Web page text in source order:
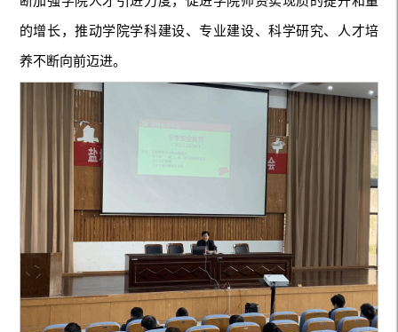
的增长，推动学院学科建设、专业建设、科学研究、人才培
养不断向前迈进。